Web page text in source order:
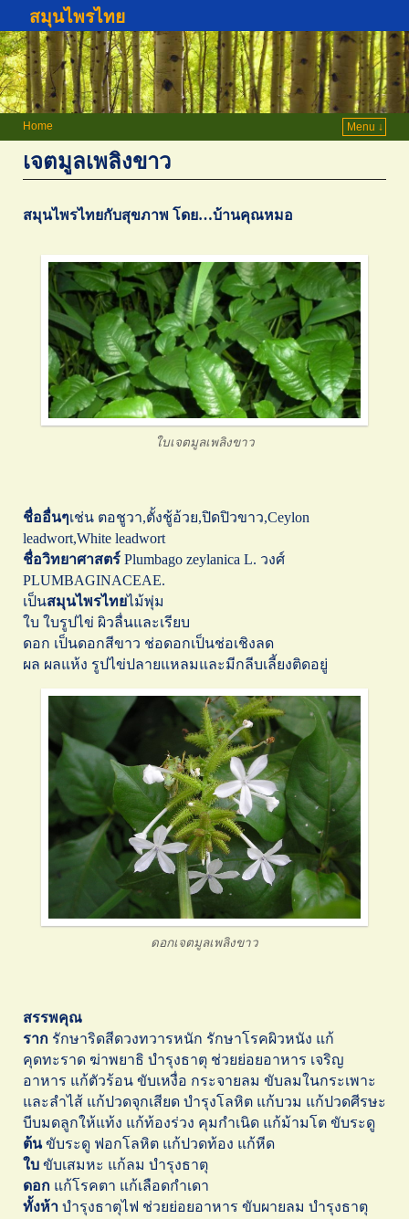
สมุนไพรไทย
Home Menu ↓
เจตมูลเพลิงขาว
สมุนไพรไทยกับสุขภาพ โดย…บ้านคุณหมอ
ใบเจตมูลเพลิงขาว
ชื่ออื่นๆเช่น ตอชูวา,ตั้งชู้อ้วย,ปิดปิวขาว,Ceylon
leadwort,White leadwort
ชื่อวิทยาศาสตร์ Plumbago zeylanica L. วงศ์
PLUMBAGINACEAE.
เป็นสมุนไพรไทยไม้พุ่ม
ใบ ใบรูปไข่ ผิวลื่นและเรียบ
ดอก เป็นดอกสีขาว ช่อดอกเป็นช่อเชิงลด
ผล ผลแห้ง รูปไข่ปลายแหลมและมีกลีบเลี้ยงติดอยู่
ดอกเจตมูลเพลิงขาว
สรรพคุณ
ราก รักษาริดสีดวงทวารหนัก รักษาโรคผิวหนัง แก้
คุดทะราด ฆ่าพยาธิ บำรุงธาตุ ช่วยย่อยอาหาร เจริญ
อาหาร แก้ตัวร้อน ขับเหงื่อ กระจายลม ขับลมในกระเพาะ
และลำไส้ แก้ปวดจุกเสียด บำรุงโลหิต แก้บวม แก้ปวดศีรษะ
บีบมดลูกให้แท้ง แก้ท้องร่วง คุมกำเนิด แก้ม้ามโต ขับระดู
ต้นขับระดู ฟอกโลหิต แก้ปวดท้อง แก้หีด
ใบ ขับเสมหะ แก้ลม บำรุงธาตุ
ดอก แก้โรคตา แก้เลือดกำเดา
ทั้งห้า บำรุงธาตุไฟ ช่วยย่อยอาหาร ขับผายลม บำรุงธาตุ